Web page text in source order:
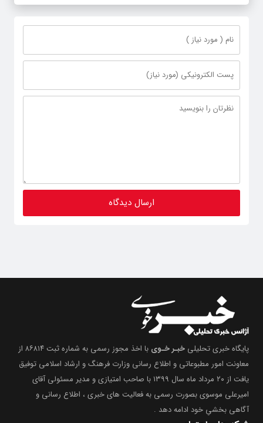
پایگاه خبری تحلیلی خبـر خـوی
با اخذ مجوز رسمی به شماره ثبت ۸۶۸۱۴ از
معاونت امور مطبوعاتی و اطلاع رسانی وزارت فرهنگ و ارشاد اسلامی توفیق
یافت از ۲۰ مرداد ماه سال ۱۳۹۹ با صاحب امتیازی و مدیر مسئولی آقای
امیرعلی موسوی بصورت رسمی به فعالیت های خبری ، اطلاع رسانی و
آگاهی بخشیِ خود ادامه دهد .